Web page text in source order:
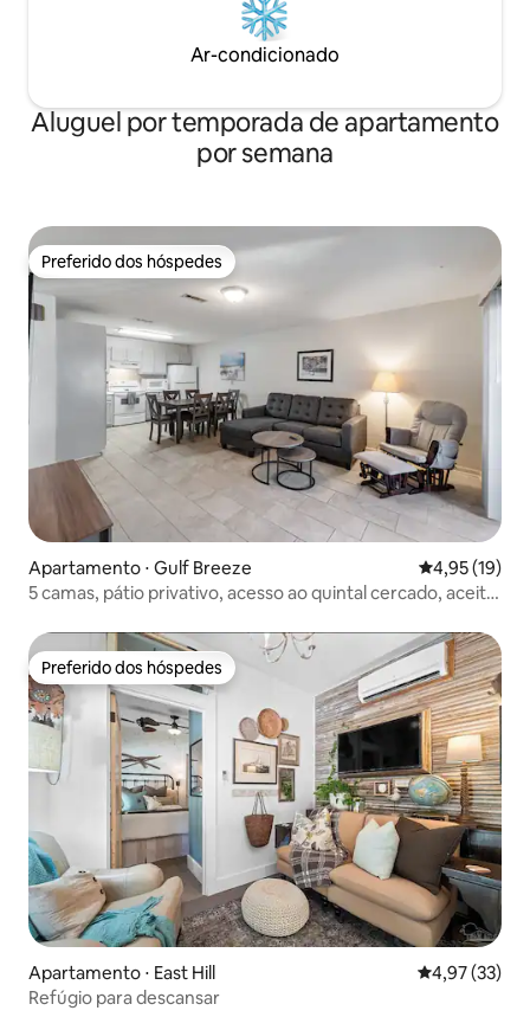
Ar-condicionado
Aluguel por temporada de apartamento
por semana
Preferido dos hóspedes
Preferido dos hóspedes
Apartamento ⋅ Gulf Breeze 4,95 de uma
4,95 (19)
5 camas, pátio privativo, acesso ao quintal cercado, aceita
Preferido dos hóspedes
Preferido dos hóspedes
Apartamento ⋅ East Hill 4,97 de uma
4,97 (33)
Refúgio para descansar